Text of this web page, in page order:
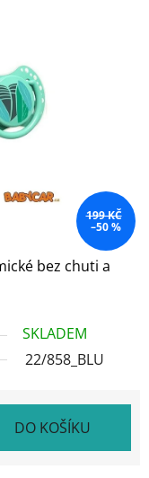
bez chuti a
SKLADEM
22/858_BLU
DO KOŠÍKU
199 KČ
–50 %